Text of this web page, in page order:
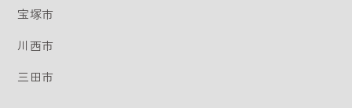
宝塚市
川西市
三田市